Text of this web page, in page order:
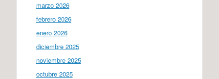
marzo 2026
febrero 2026
enero 2026
diciembre 2025
noviembre 2025
octubre 2025